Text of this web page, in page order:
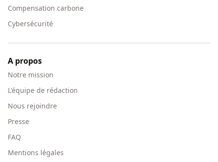
Compensation carbone
Cybersécurité
A propos
Notre mission
L'équipe de rédaction
Nous rejoindre
Presse
FAQ
Mentions légales